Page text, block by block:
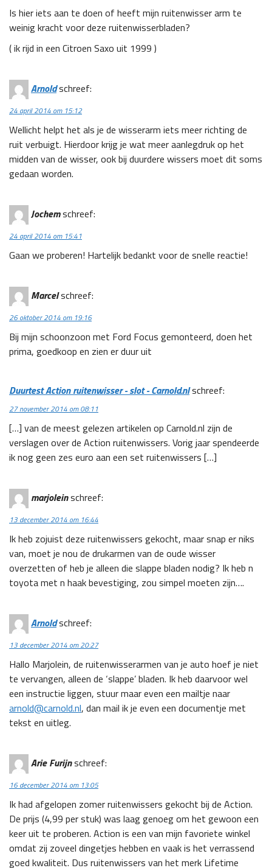
Is hier iets aan te doen of heeft mijn ruitenwisser arm te
weinig kracht voor deze ruitenwisserbladen?
( ik rijd in een Citroen Saxo uit 1999 )
Arnoldschreef:
24 april 2014 om 15:12
Wellicht helpt het als je de wisserarm iets meer richting de
ruit verbuigt. Hierdoor krijg je wat meer aanlegdruk op het
midden van de wisser, ook bij duurdere wissers moet dit soms
gedaan worden.
Jochemschreef:
24 april 2014 om 15:41
Gaan we proberen! Hartelijk bedankt voor de snelle reactie!
Marcelschreef:
26 oktober 2014 om 19:16
Bij mijn schoonzoon met Ford Focus gemonteerd, doen het
prima, goedkoop en zien er duur uit
Duurtest Action ruitenwisser - slot - Carnold.nlschreef:
27 november 2014 om 08:11
[…] van de meest gelezen artikelen op Carnold.nl zijn de
verslagen over de Action ruitenwissers. Vorig jaar spendeerde
ik nog geen zes euro aan een set ruitenwissers […]
marjoleinschreef:
13 december 2014 om 16:44
Ik heb zojuist deze ruitenwissers gekocht, maar snap er niks
van, moet je nou de drukarmen van de oude wisser
overzetten of heb je alleen die slappe bladen nodig? Ik heb n
toyota met n haak bevestiging, zou simpel moeten zijn….
Arnoldschreef:
13 december 2014 om 20:27
Hallo Marjolein, de ruitenwisserarmen van je auto hoef je niet
te vervangen, alleen de ‘slappe’ bladen. Ik heb daarvoor wel
een instructie liggen, stuur maar even een mailtje naar
arnold@carnold.nl, dan mail ik je even een documentje met
tekst en uitleg.
Arie Furijnschreef:
16 december 2014 om 13:05
Ik had afgelopen zomer ruitenwissers gekocht bij de Action.
De prijs (4,99 per stuk) was laag genoeg om het gewoon een
keer uit te proberen. Action is een van mijn favoriete winkel
omdat zij zoveel dingetjes hebben en vaak is het verrassend
goed kwaliteit. Dus ruitenwissers van het merk Lifetime